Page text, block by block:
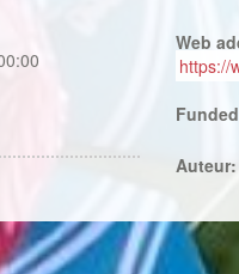
Web
https://
Auteur: